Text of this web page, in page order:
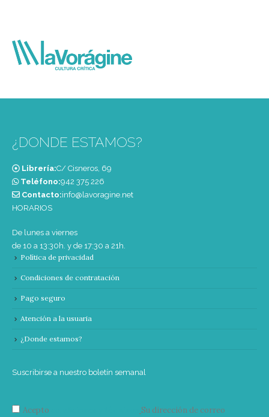
¿DONDE ESTAMOS?
Librería:C/ Cisneros, 69
Teléfono:‭942 375 226‬
Contacto:info@lavoragine.net
HORARIOS
De lunes a viernes
de 10 a 13:30h. y de 17:30 a 21h.
Política de privacidad
Condiciones de contratación
Pago seguro
Atención a la usuaria
¿Donde estamos?
Suscribirse a nuestro boletín semanal
Acepto
Su dirección de correo